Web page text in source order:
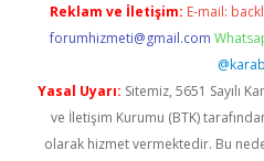
Reklam ve İletişim: E-mail:
forumhizmeti@gmail.com
Yasal Uyarı: Sitemiz, 5651 Sayılı
ve İletişim Kurumu (BTK)
olarak hizmet vermektedir. Bu